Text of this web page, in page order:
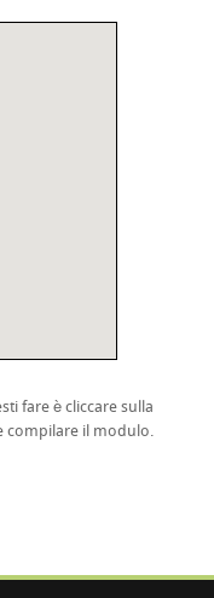
fare è cliccare sulla
compilare il modulo.